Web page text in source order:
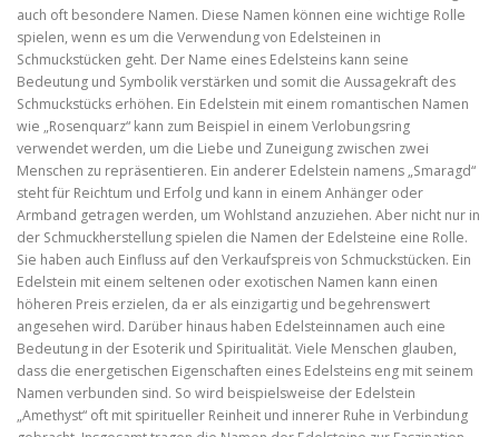
auch oft besondere Namen. Diese Namen können eine wichtige Rolle
spielen, wenn es um die Verwendung von Edelsteinen in
Schmuckstücken geht. Der Name eines Edelsteins kann seine
Bedeutung und Symbolik verstärken und somit die Aussagekraft des
Schmuckstücks erhöhen. Ein Edelstein mit einem romantischen Namen
wie „Rosenquarz“ kann zum Beispiel in einem Verlobungsring
verwendet werden, um die Liebe und Zuneigung zwischen zwei
Menschen zu repräsentieren. Ein anderer Edelstein namens „Smaragd“
steht für Reichtum und Erfolg und kann in einem Anhänger oder
Armband getragen werden, um Wohlstand anzuziehen. Aber nicht nur in
der Schmuckherstellung spielen die Namen der Edelsteine eine Rolle.
Sie haben auch Einfluss auf den Verkaufspreis von Schmuckstücken. Ein
Edelstein mit einem seltenen oder exotischen Namen kann einen
höheren Preis erzielen, da er als einzigartig und begehrenswert
angesehen wird. Darüber hinaus haben Edelsteinnamen auch eine
Bedeutung in der Esoterik und Spiritualität. Viele Menschen glauben,
dass die energetischen Eigenschaften eines Edelsteins eng mit seinem
Namen verbunden sind. So wird beispielsweise der Edelstein
„Amethyst“ oft mit spiritueller Reinheit und innerer Ruhe in Verbindung